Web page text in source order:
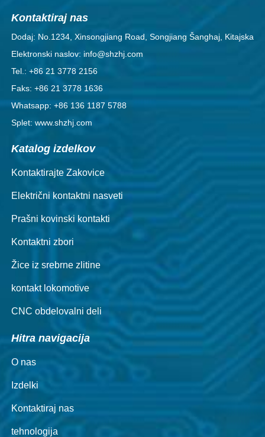
Kontaktiraj nas
Dodaj: No.1234, Xinsongjiang Road, Songjiang Šanghaj, Kitajska
Elektronski naslov: info@shzhj.com
Tel.: +86 21 3778 2156
Faks: +86 21 3778 1636
Whatsapp: +86 136 1187 5788
Splet: www.shzhj.com
Katalog izdelkov
Kontaktirajte Zakovice
Električni kontaktni nasveti
Prašni kovinski kontakti
Kontaktni zbori
Žice iz srebrne zlitine
kontakt lokomotive
CNC obdelovalni deli
Hitra navigacija
O nas
Izdelki
Kontaktiraj nas
tehnologija